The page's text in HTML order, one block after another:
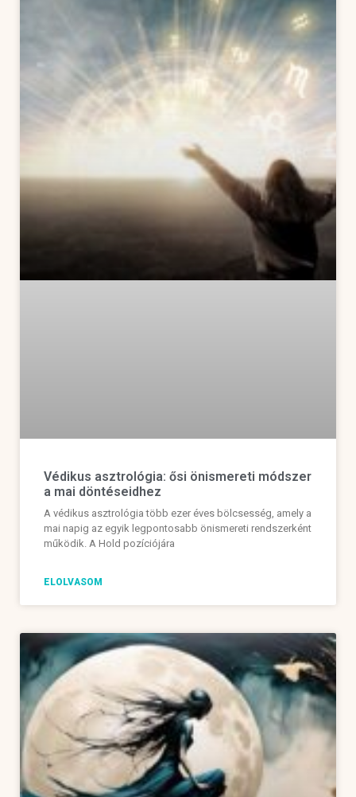
Védikus asztrológia: ősi önismereti módszer
a mai döntéseidhez
A védikus asztrológia több ezer éves bölcsesség, amely a
mai napig az egyik legpontosabb önismereti rendszerként
működik. A Hold pozíciójára
ELOLVASOM